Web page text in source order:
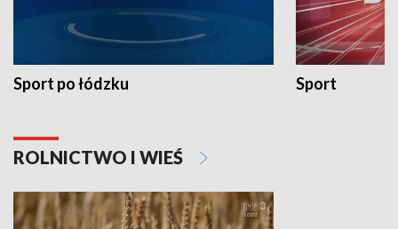
Sport po łódzku Sport
ROLNICTWO I WIEŚ